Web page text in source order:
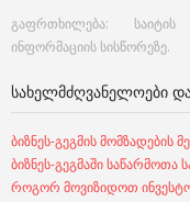
გაფრთხილება: საიტის
ინფორმაციის სისწორეზე.
ᲡᲐᲮᲔᲚᲛᲫᲦᲕᲐᲜᲔᲚᲝᲔᲑᲘ
ბიზნეს-გეგმის მომზადების
ბიზნეს-გეგმაში საწარმოთა
როგორ მოვიზიდოთ